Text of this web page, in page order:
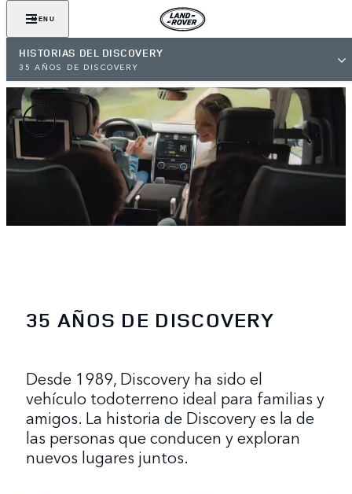
MENU
HISTORIAS DEL DISCOVERY
35 AÑOS DE DISCOVERY
35 AÑOS DE DISCOVERY
Desde 1989, Discovery ha sido el
vehículo todoterreno ideal para familias y
amigos. La historia de Discovery es la de
las personas que conducen y exploran
nuevos lugares juntos.